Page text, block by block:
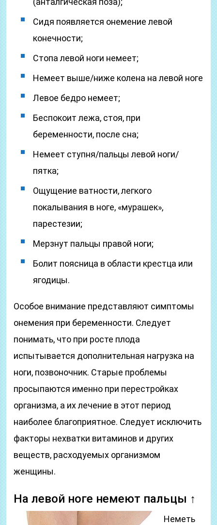
Сидя появляется онемение левой
конечности;
Стопа левой ноги немеет;
Немеет выше/ниже колена на левой ноге
Левое бедро немеет;
Беспокоит лежа, стоя, при
беременности, после сна;
Немеет ступня/пальцы левой ноги/
пятка;
Ощущение ватности, легкого
покалывания в ноге, «мурашек»,
парестезии;
Мерзнут пальцы правой ноги;
Болит поясница в области крестца или
ягодицы.
Особое внимание представляют симптомы
онемения при беременности. Следует
понимать, что при росте плода
испытывается дополнительная нагрузка на
ноги, позвоночник. Старые проблемы
просыпаются именно при перестройках
организма, а их лечение в этот период
наиболее благоприятное. Следует исключить
факторы нехватки витаминов и других
веществ, расходуемых организмом
женщины.
На левой ноге немеют пальцы ↑
Неметь